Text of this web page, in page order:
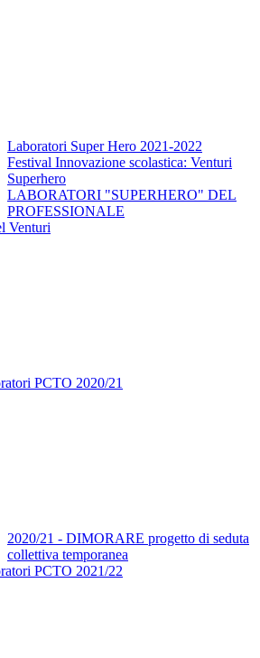
Laboratori Super Hero 2021-2022
Festival Innovazione scolastica: Venturi
Superhero
LABORATORI "SUPERHERO" DEL
PROFESSIONALE
Venturi
PCTO 2020/21
2020/21 - DIMORARE progetto di seduta
collettiva temporanea
PCTO 2021/22